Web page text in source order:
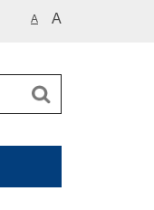
A A